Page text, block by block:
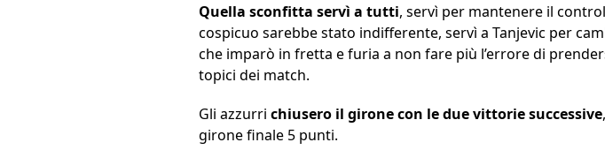
Quella sconfitta servì a tutti, servì per mantenere il
cospicuo sarebbe stato indifferente, servì a Tanjevic per
che imparò in fretta e furia a non fare più l’errore di
topici dei match.
Gli azzurri chiusero il girone con le due vittorie successive
girone finale 5 punti.